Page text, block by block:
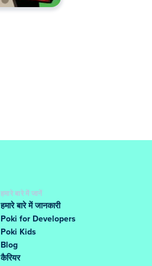
हमारे बारे में जानें
हमारे बारे में जानकारी
Poki for Developers
Poki Kids
Blog
कैरियर